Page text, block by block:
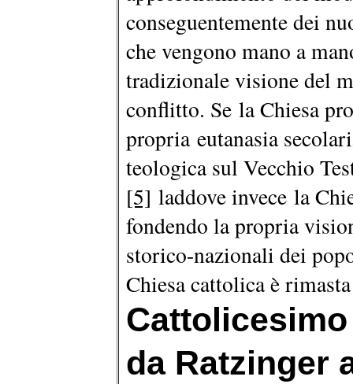
conseguentemente dei
che vengono mano a
tradizionale visione del
conflitto. Se la Chiesa
propria eutanasia
teologica sul Vecchio
[5] laddove invece la
fondendo la propria
storico-nazionali dei
Chiesa cattolica è
da Ratzinger